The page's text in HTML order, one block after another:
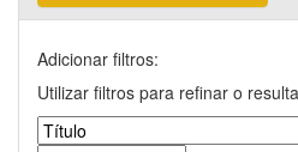
Adicionar filtros:
Utilizar filtros para refinar o